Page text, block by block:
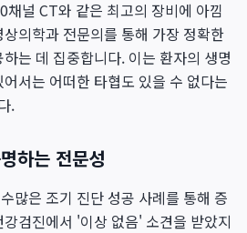
널 CT와 같은 최고의 장비에 아낌
의학과 전문의를 통해 가장 정확한
는 데 집중합니다. 이는 환자의 생명
서는 어떠한 타협도 있을 수 없다는
.
하는 전문성
많은 조기 진단 성공 사례를 통해 증
검진에서 '이상 없음' 소견을 받았지